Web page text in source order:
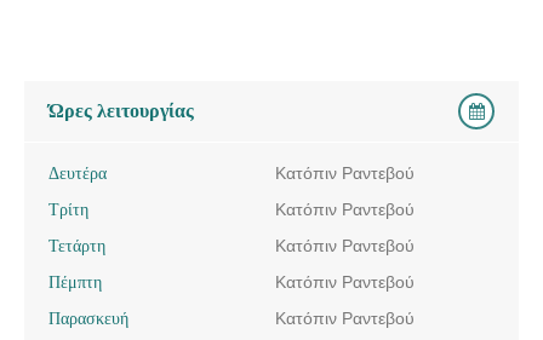
Ώρες λειτουργίας
Δευτέρα
Κατόπιν Ραντεβού
Τρίτη
Κατόπιν Ραντεβού
Τετάρτη
Κατόπιν Ραντεβού
Πέμπτη
Κατόπιν Ραντεβού
Παρασκευή
Κατόπιν Ραντεβού